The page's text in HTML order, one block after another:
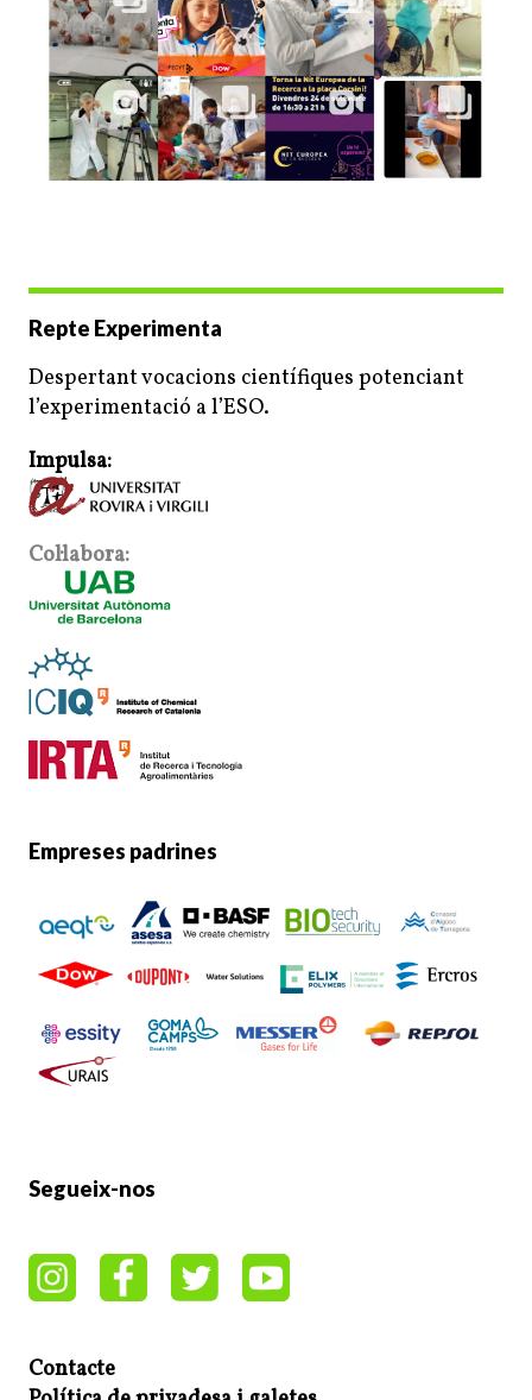
Repte Experimenta
Despertant vocacions científiques potenciant
l’experimentació a l’ESO.
Impulsa:
Col·labora:
Empreses padrines
Segueix-nos
Contacte